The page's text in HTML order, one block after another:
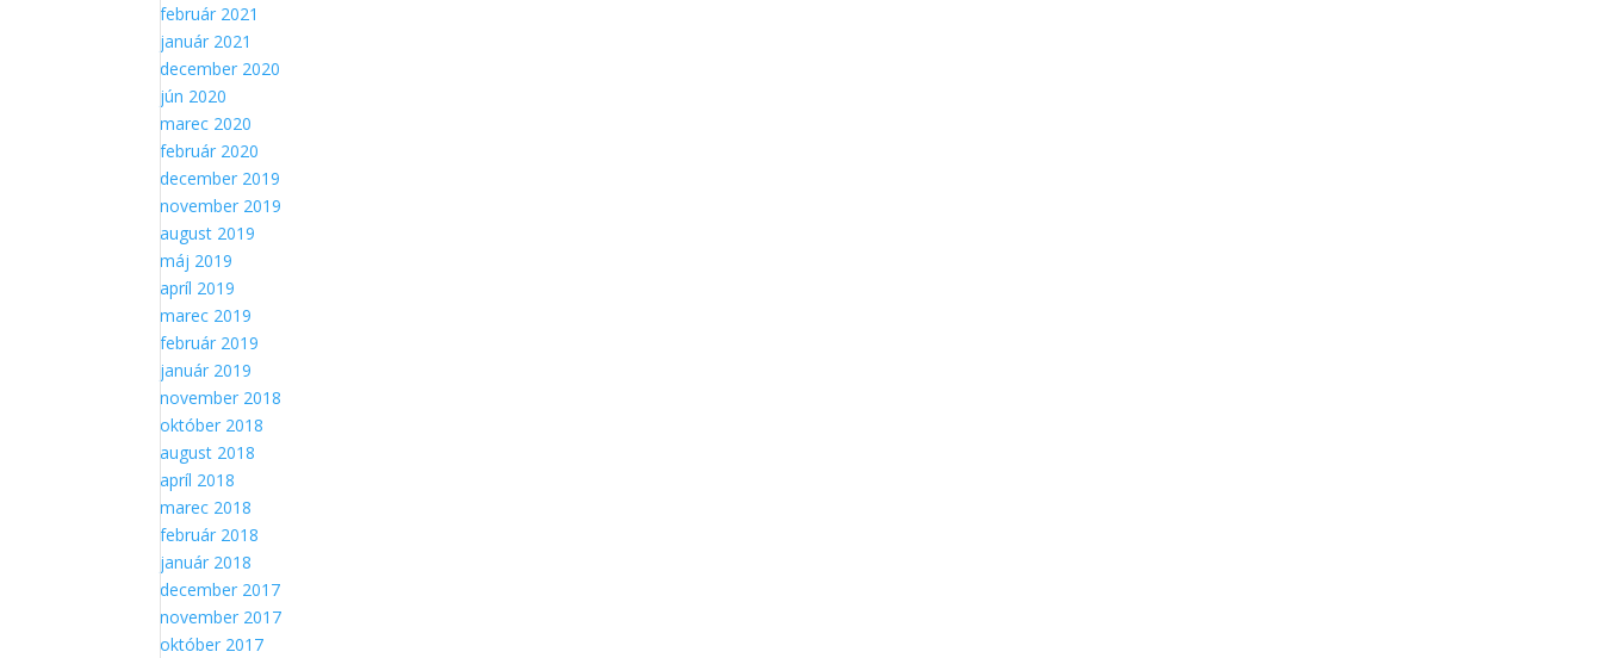
február 2021
január 2021
december 2020
jún 2020
marec 2020
február 2020
december 2019
november 2019
august 2019
máj 2019
apríl 2019
marec 2019
február 2019
január 2019
november 2018
október 2018
august 2018
apríl 2018
marec 2018
február 2018
január 2018
december 2017
november 2017
október 2017